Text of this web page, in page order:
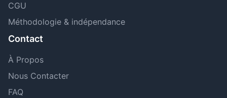
CGU
Méthodologie & indépendance
Contact
À Propos
Nous Contacter
FAQ